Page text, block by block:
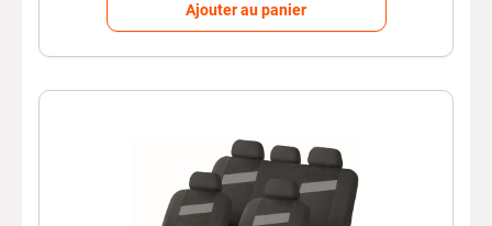
Ajouter au panier